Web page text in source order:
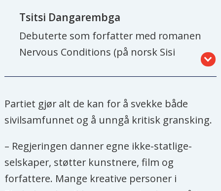
Tsitsi Dangarembga
Debuterte som forfatter med romanen
Nervous Conditions (på norsk Sisi
feministisk forlag etter at
Dangarembga i flere år hadde forsøkt
Conditions ble den første romanen
utgitt på engelsk av en svart kvinne fra
Zimbabwe. Oppfølgeren The Book of
Partiet gjør alt de kan for å svekke både
sivilsamfunnet og å unngå kritisk gransking.
– Regjeringen danner egne ikke-statlige-
selskaper, støtter kunstnere, film og
forfattere. Mange kreative personer i